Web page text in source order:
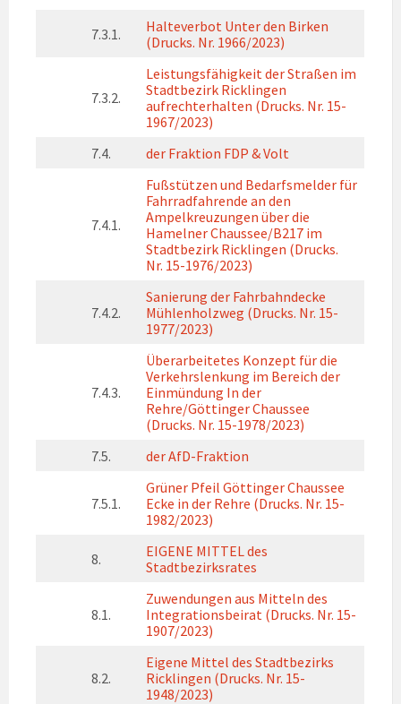
7.3.1.
Halteverbot Unter den Birken
(Drucks. Nr. 1966/2023)
7.3.2.
Leistungsfähigkeit der Straßen im
Stadtbezirk Ricklingen
aufrechterhalten (Drucks. Nr. 15-
1967/2023)
7.4.
der Fraktion FDP & Volt
7.4.1.
Fußstützen und Bedarfsmelder für
Fahrradfahrende an den
Ampelkreuzungen über die
Hamelner Chaussee/B217 im
Stadtbezirk Ricklingen (Drucks.
Nr. 15-1976/2023)
7.4.2.
Sanierung der Fahrbahndecke
Mühlenholzweg (Drucks. Nr. 15-
1977/2023)
7.4.3.
Überarbeitetes Konzept für die
Verkehrslenkung im Bereich der
Einmündung In der
Rehre/Göttinger Chaussee
(Drucks. Nr. 15-1978/2023)
7.5.
der AfD-Fraktion
7.5.1.
Grüner Pfeil Göttinger Chaussee
Ecke in der Rehre (Drucks. Nr. 15-
1982/2023)
8.
EIGENE MITTEL des
Stadtbezirksrates
8.1.
Zuwendungen aus Mitteln des
Integrationsbeirat (Drucks. Nr. 15-
1907/2023)
8.2.
Eigene Mittel des Stadtbezirks
Ricklingen (Drucks. Nr. 15-
1948/2023)